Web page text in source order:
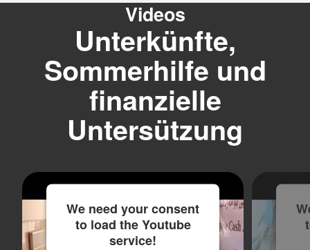
Videos
Unterkünfte,
Sommerhilfe und
finanzielle
Untersützung
We need your consent
to load the Youtube
service!